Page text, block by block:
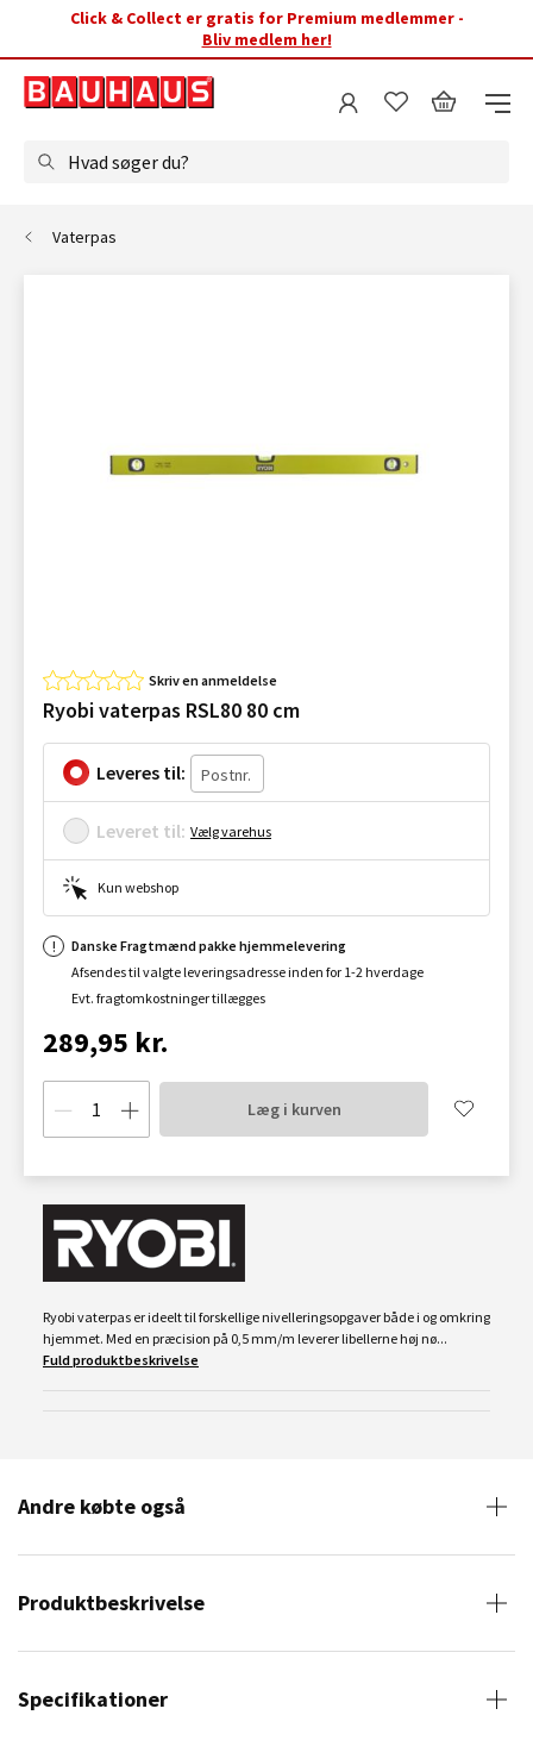
Click & Collect er gratis for Premium medlemmer -
Bliv medlem her!
Hvad søger du?
Vaterpas
Skriv en anmeldelse
Ryobi vaterpas RSL80 80 cm
Leveres til:
Leveret til: Vælg varehus
Kun webshop
Danske Fragtmænd pakke hjemmelevering
Afsendes til valgte leveringsadresse inden for 1-2 hverdage
Evt. fragtomkostninger tillægges
289,95 kr.
Læg i kurven
Ryobi vaterpas er ideelt til forskellige nivelleringsopgaver både i og omkring
hjemmet. Med en præcision på 0,5 mm/m leverer libellerne høj nø...
Fuld produktbeskrivelse
Andre købte også
Produktbeskrivelse
Specifikationer